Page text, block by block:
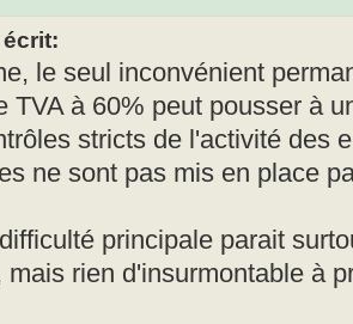
écrit:
le seul inconvénient
TVA à 60% peut pousser à
stricts de l'activité des
ne sont pas mis en place
principale parait
mais rien d'insurmontable à